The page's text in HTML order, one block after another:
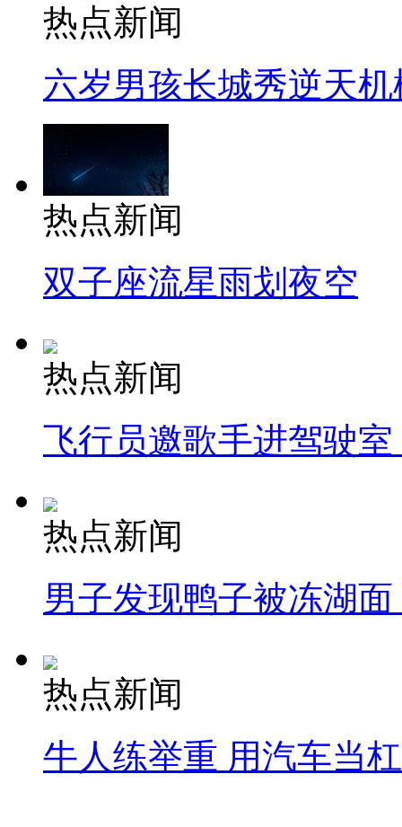
热点新闻
六岁男孩长城秀逆天机
热点新闻
双子座流星雨划夜空
热点新闻
飞行员邀歌手进驾驶
热点新闻
男子发现鸭子被冻湖
热点新闻
牛人练举重 用汽车当